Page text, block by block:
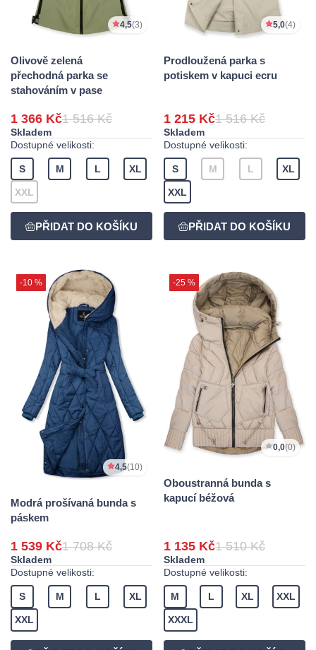
4,5(3)
Olivově zelená
přechodná parka se
stahováním v pase
1 366 Kč1 516 Kč
Skladem
Dostupné velikosti:
S M L XL
XXL
5,0(4)
Prodloužená parka s
potiskem v kapuci ecru
1 215 Kč1 516 Kč
Skladem
Dostupné velikosti:
S M L XL
XXL
-10 %
4,5(10)
Modrá prošívaná bunda s
páskem
1 539 Kč1 708 Kč
Skladem
Dostupné velikosti:
S M L XL
XXL
-25 %
0,0(0)
Oboustranná bunda s
kapucí béžová
1 135 Kč1 510 Kč
Skladem
Dostupné velikosti:
M L XL XXL
XXXL